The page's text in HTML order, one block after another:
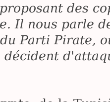
des
Il nous parle
Parti Pirate,
décident